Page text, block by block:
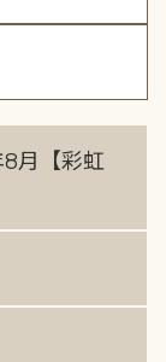
8月【彩虹